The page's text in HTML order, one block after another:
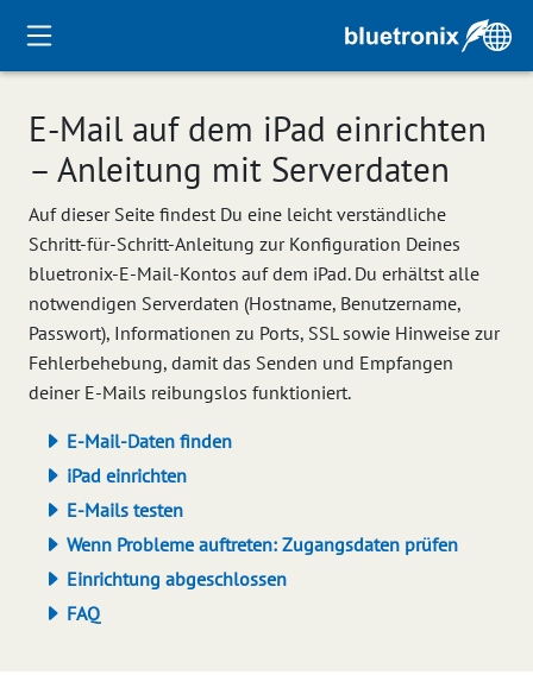
E-Mail auf dem iPad einrichten
– Anleitung mit Serverdaten
Auf dieser Seite findest Du eine leicht verständliche
Schritt-für-Schritt-Anleitung zur Konfiguration Deines
bluetronix-E-Mail-Kontos auf dem iPad. Du erhältst alle
notwendigen Serverdaten (Hostname, Benutzername,
Passwort), Informationen zu Ports, SSL sowie Hinweise zur
Fehlerbehebung, damit das Senden und Empfangen
deiner E-Mails reibungslos funktioniert.
E-Mail-Daten finden
iPad einrichten
E-Mails testen
Wenn Probleme auftreten: Zugangsdaten prüfen
Einrichtung abgeschlossen
FAQ